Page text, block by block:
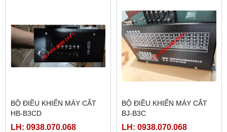
BỘ ĐIỀU KHIỂN MÁY CẮT
HB-B3CD
LH: 0938.070.068
BỘ ĐIỀU KHIỂN MÁY CẮT
BJ-B3C
LH: 0938.070.068